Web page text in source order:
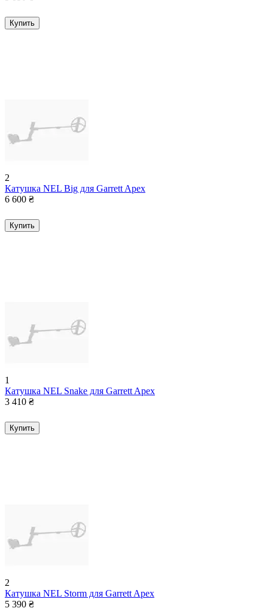
Купить
2
Катушка NEL Big для Garrett Apex
6 600 ₴
Купить
1
Катушка NEL Snake для Garrett Apex
3 410 ₴
Купить
2
Катушка NEL Storm для Garrett Apex
5 390 ₴